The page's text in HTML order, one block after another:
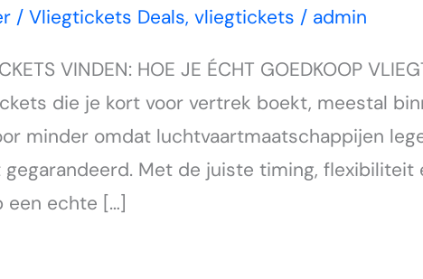
/Vliegtickets Deals,vliegtickets / admin
VINDEN: HOE JE ÉCHT GOEDKOOP
die je kort voor vertrek boekt, meestal
minder omdat luchtvaartmaatschappijen
gegarandeerd. Met de juiste timing,
een echte […]